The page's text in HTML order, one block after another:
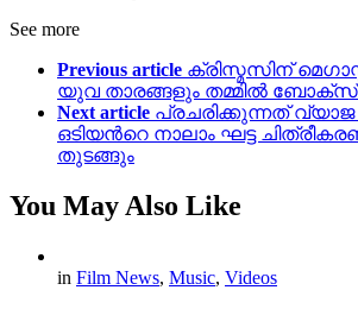
See more
Previous article ക്രിസ്മസിന്
യുവ താരങ്ങളും തമ്മിൽ
Next article പ്രചരിക്കുന്നത്
ഒടിയന്‍റെ നാലാം ഘട്ട
തുടങ്ങും
You May Also Like
in Film News, Music, Videos